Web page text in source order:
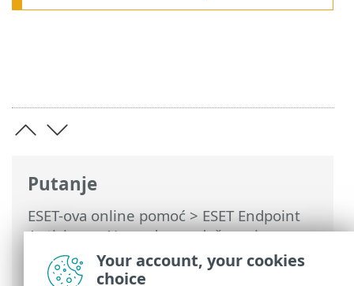
Putanje
ESET-ova online pomoć>ESET Endpoint
Antivirus>Napredno podešavanje>
Obavijesti >Interaktivna upozorenja>
Pogreška zbog sukoba naprednih
Your account, your cookies
choice